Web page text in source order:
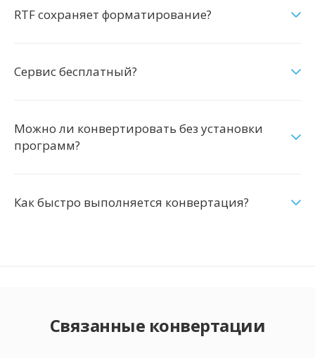
RTF сохраняет форматирование?
Сервис бесплатный?
Можно ли конвертировать без установки
программ?
Как быстро выполняется конвертация?
Связанные конвертации